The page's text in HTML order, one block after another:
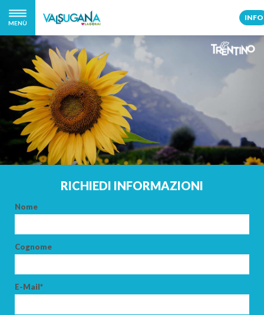
MENÙ
INFO
RICHIEDI INFORMAZIONI
Nome
Cognome
E-Mail*